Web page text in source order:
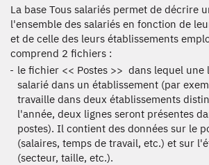
La base Tous salariés permet de décrire
l'ensemble des salariés en fonction de
et de celle des leurs établissements
comprend 2 fichiers :
le fichier << Postes >> dans lequel une
salarié dans un établissement (par
travaille dans deux établissements
l'année, deux lignes seront présentes
postes). Il contient des données sur le
(salaires, temps de travail, etc.) et sur
(secteur, taille, etc.).